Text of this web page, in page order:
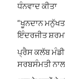
ਧੰਨਵਾਦ ਕੀਤਾ
“ਖੂਨਦਾਨ
ਇੰਦਰਜੀਤ
ਪ੍ਰੈਸ ਕਲੱਬ ਮੰਡੀ
ਸਰਬਸੰਮਤੀ